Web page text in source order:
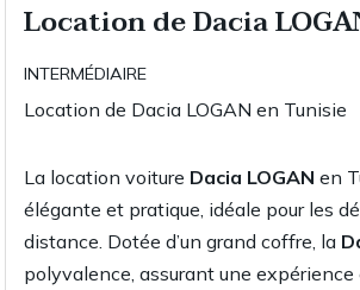
Location de Dacia
INTERMÉDIAIRE
Location de Dacia LOGAN en Tunisie
La location voiture Dacia LOGAN en
élégante et pratique, idéale pour les
distance. Dotée d’un grand coffre, la
polyvalence, assurant une